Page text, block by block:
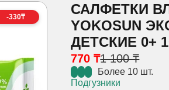
-330₸
САЛФЕТКИ
YOKOSUN
ДЕТСКИЕ 0+
770 ₸1 100 ₸
Более 10 шт.
Подгузники